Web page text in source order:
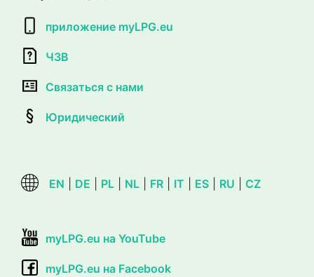
приложение myLPG.eu
ЧЗВ
Связаться с нами
Юридический
EN DE PL NL FR IT ES RU CZ
myLPG.eu на YouTube
myLPG.eu на Facebook